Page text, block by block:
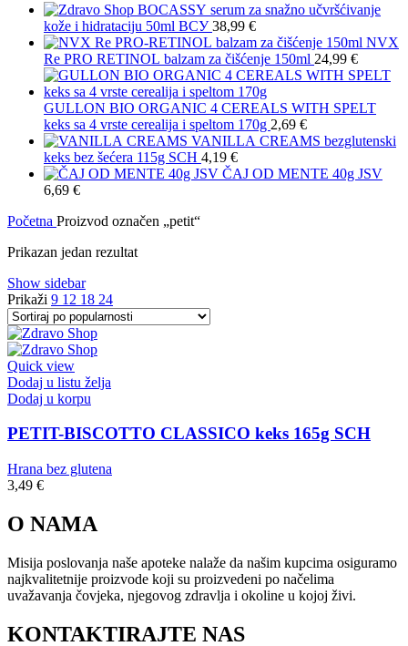
BOCASSY serum za snažno učvršćivanje
kože i hidrataciju 50ml ВСУ38,99 €
NVX
Re PRO RETINOL balzam za čišćenje 150ml 24,99 €
GULLON BIO ORGANIC 4 CEREALS WITH SPELT
keks sa 4 vrste cerealija i speltom 170g 2,69 €
VANILLA CREAMS bezglutenski
keks bez šećera 115g SCH 4,19 €
ČAJ OD MENTE 40g JSV
6,69 €
Početna Proizvod označen „petit“
Prikazan jedan rezultat
Show sidebar
Prikaži 9 12 18 24
Quick view
Dodaj u listu želja
Dodaj u korpu
PETIT-BISCOTTO CLASSICO keks 165g SCH
Hrana bez glutena
3,49 €
O NAMA
Misija poslovanja naše apoteke nalaže da našim kupcima osiguramo
najkvalitetnije proizvode koji su proizvedeni po načelima
uvažavanja čovjeka, njegovog zdravlja i okoline u kojoj živi.
KONTAKTIRAJTE NAS